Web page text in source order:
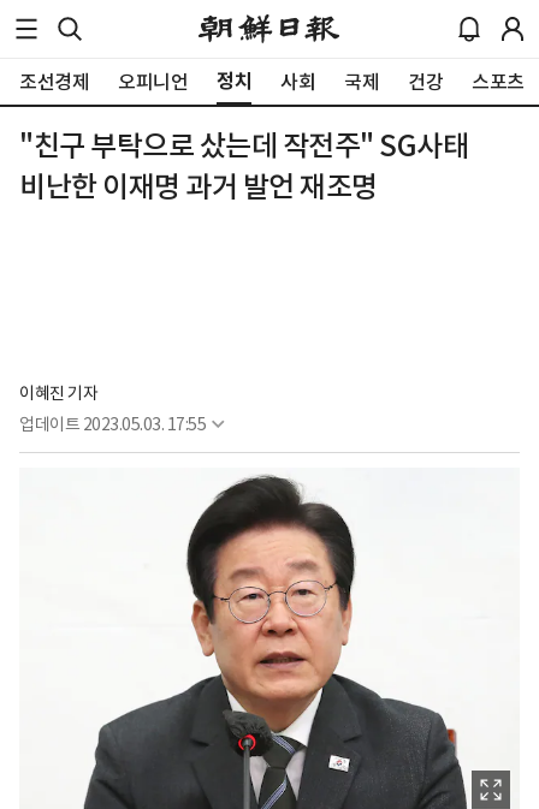
조선경제 오피니언 정치 사회 국제 건강 스포츠
"친구 부탁으로 샀는데 작전주" SG사태
비난한 이재명 과거 발언 재조명
이혜진 기자
업데이트 2023.05.03. 17:55